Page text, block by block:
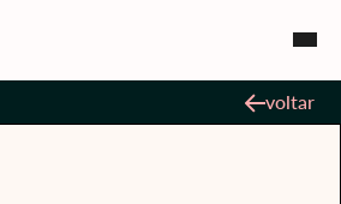
voltar